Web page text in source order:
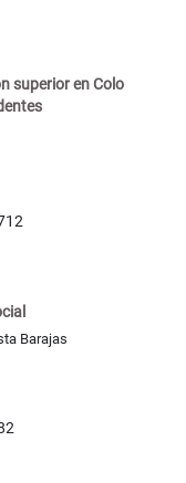
superior en Colo
Barajas